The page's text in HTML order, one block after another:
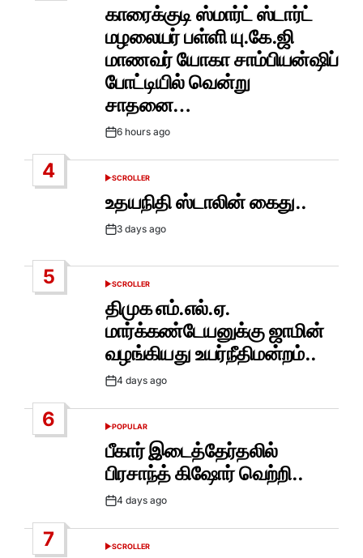
காரைக்குடி ஸ்மார்ட் ஸ்டார்ட்
மழலையர் பள்ளி யு.கே.ஜி
மாணவர் யோகா சாம்பியன்ஷிப்
போட்டியில் வென்று
சாதனை…
Post6 hours ago
4
POSTED
SCROLLER
உதயநிதி ஸ்டாலின் கைது..
Post3 days ago
5
POSTED
SCROLLER
திமுக எம்.எல்.ஏ.
மார்க்கண்டேயனுக்கு ஜாமின்
வழங்கியது உயர்நீதிமன்றம்..
Post4 days ago
6
POSTED
IN
POPULAR
பீகார் இடைத்தேர்தலில்
பிரசாந்த் கிஷோர் வெற்றி..
Post4 days ago
7
POSTED
SCROLLER